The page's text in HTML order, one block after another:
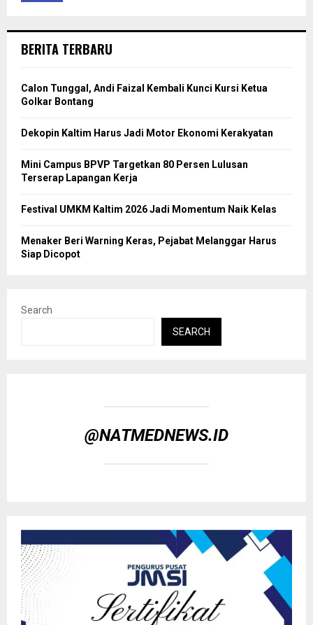
BERITA TERBARU
Calon Tunggal, Andi Faizal Kembali Kunci Kursi Ketua
Golkar Bontang
Dekopin Kaltim Harus Jadi Motor Ekonomi Kerakyatan
Mini Campus BPVP Targetkan 80 Persen Lulusan
Terserap Lapangan Kerja
Festival UMKM Kaltim 2026 Jadi Momentum Naik Kelas
Menaker Beri Warning Keras, Pejabat Melanggar Harus
Siap Dicopot
Search
SEARCH
@NATMEDNEWS.ID